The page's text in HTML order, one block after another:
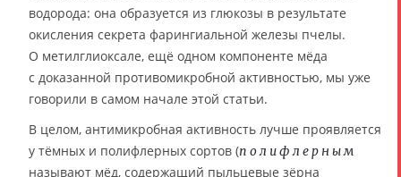
водорода: она образуется из глюкозы в результате
окисления секрета фарингиальной железы пчелы.
О метилглиоксале, ещё одном компоненте мёда
с доказанной противомикробной активностью, мы уже
говорили в самом начале этой статьи.
В целом, антимикробная активность лучше проявляется
у тёмных и полифлерных сортов (полифлерным
называют мёд, содержащий пыльцевые зёрна